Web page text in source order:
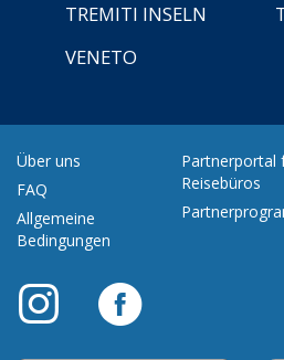
TREMITI INSELN
VENETO
Über uns
FAQ
Allgemeine
Bedingungen
Partnerportal
Reisebüros